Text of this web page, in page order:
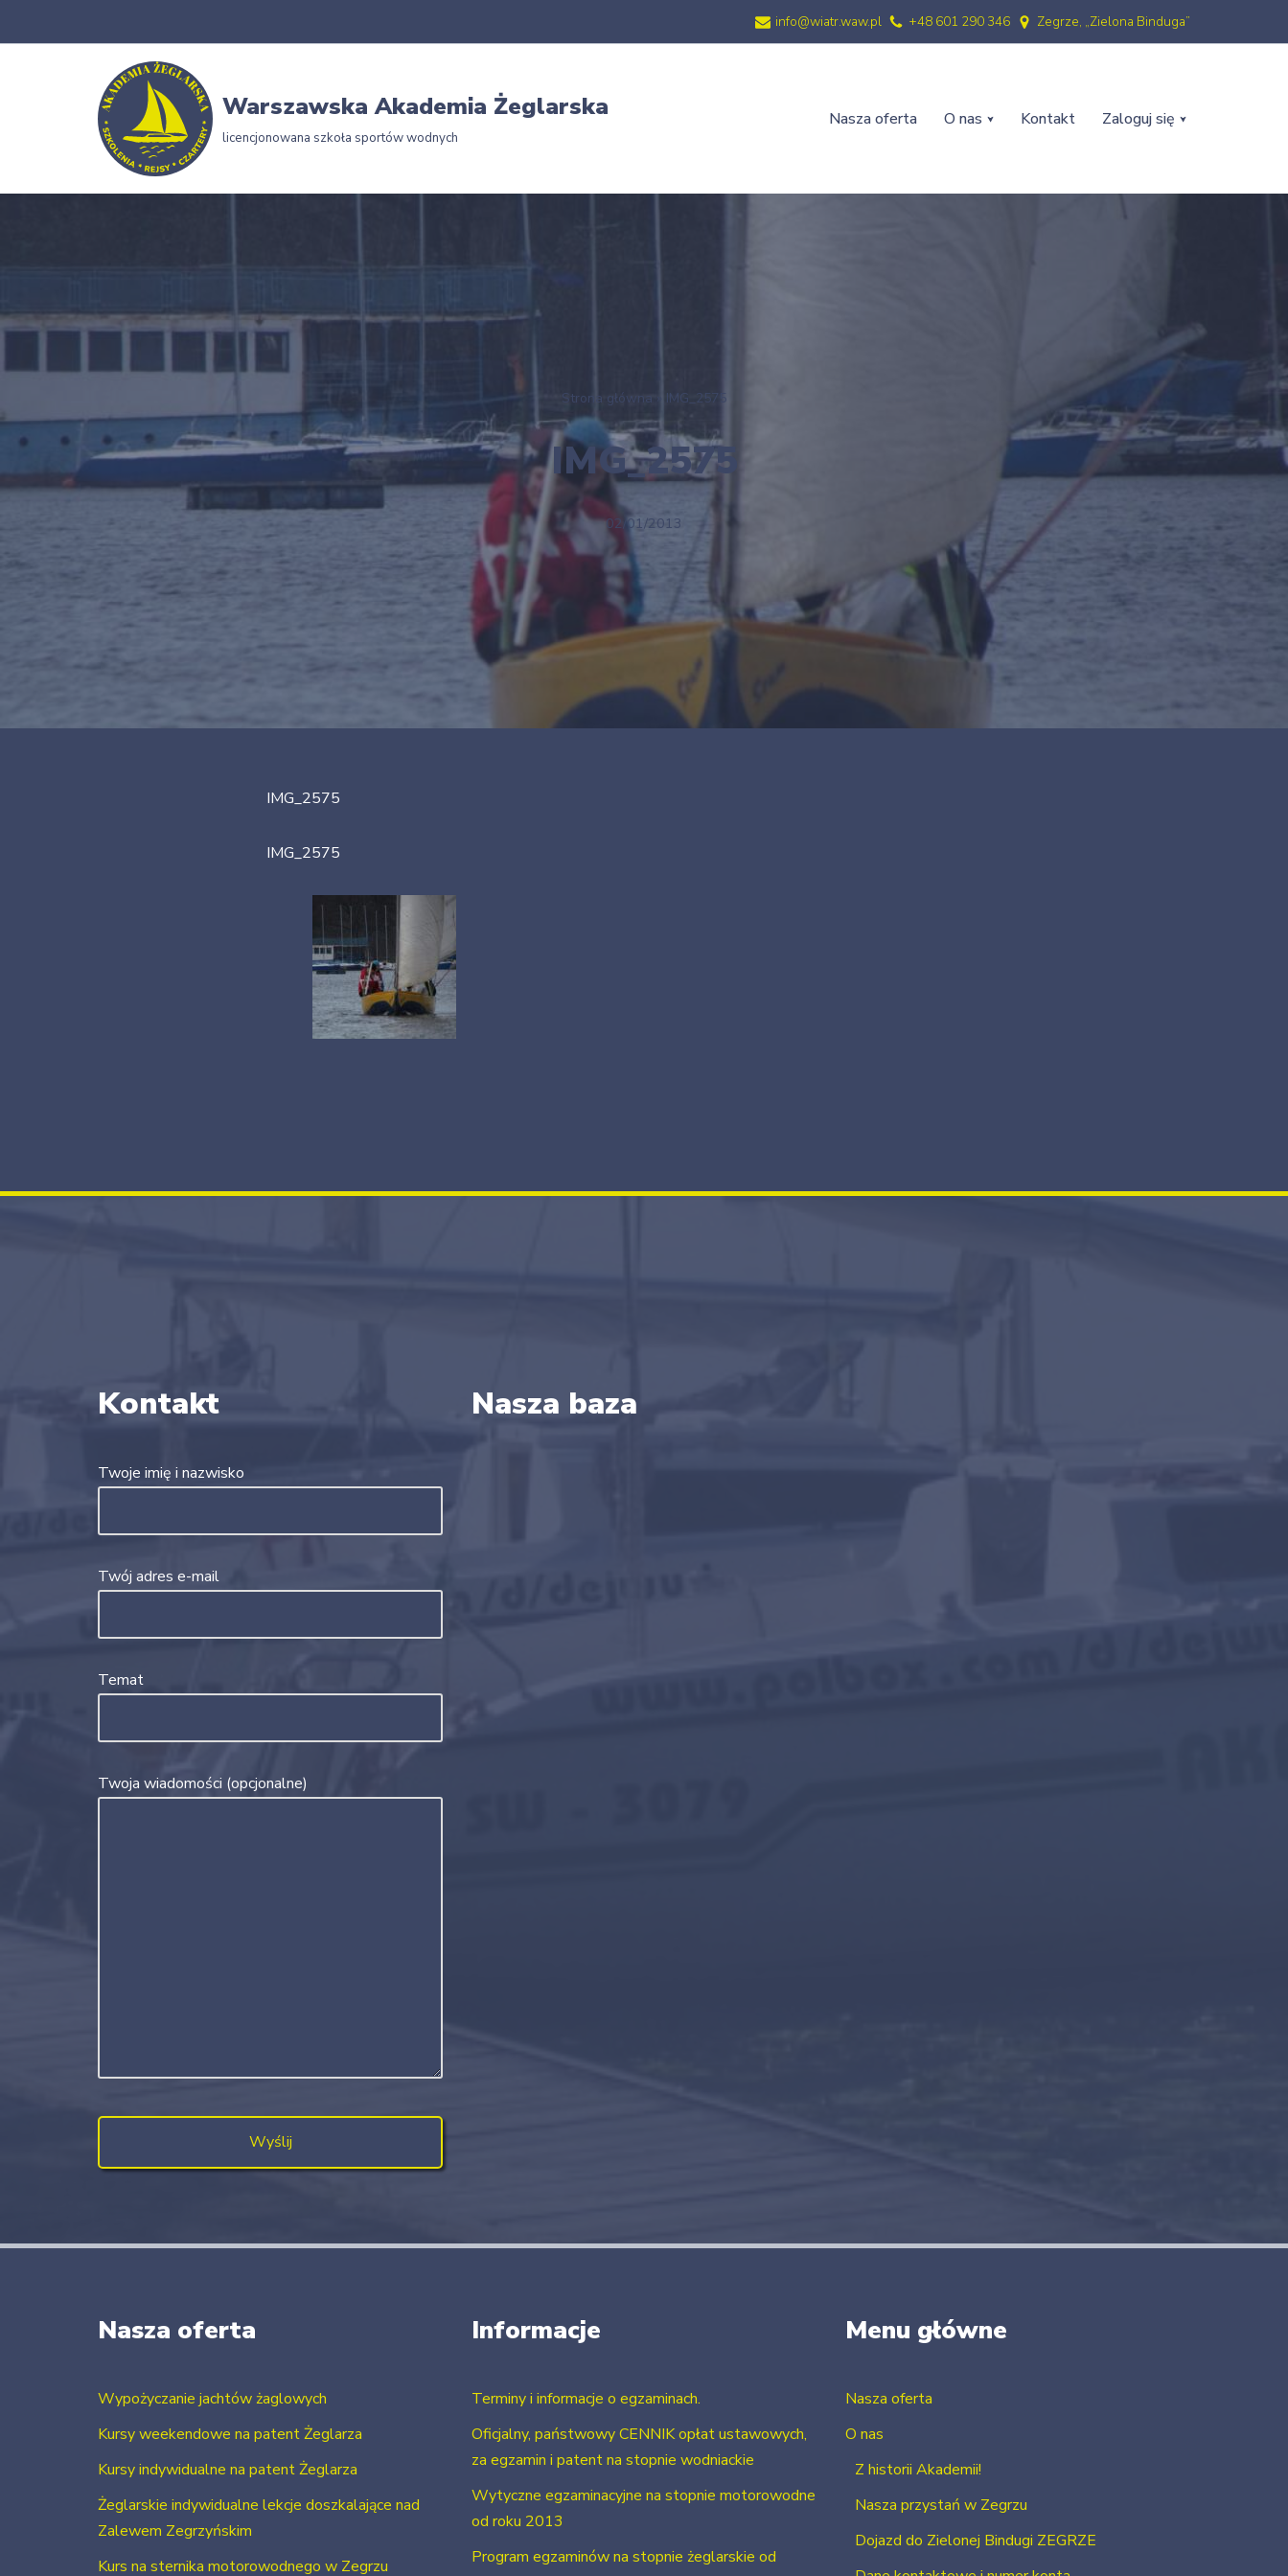
info@wiatr.waw.pl +48 601 290 346 Zegrze, „Zielona Binduga”
Warszawska Akademia Żeglarska
licencjonowana szkoła sportów wodnych
Nasza oferta O nas Kontakt Zaloguj się
Strona główna IMG_2575
IMG_2575
02/01/2013
IMG_2575
IMG_2575
Kontakt
Twoje imię i nazwisko
Twój adres e-mail
Temat
Twoja wiadomości (opcjonalne)
Nasza baza
Nasza oferta
Wypożyczanie jachtów żaglowych
Kursy weekendowe na patent Żeglarza
Kursy indywidualne na patent Żeglarza
Żeglarskie indywidualne lekcje doszkalające nad
Zalewem Zegrzyńskim
Kurs na sternika motorowodnego w Zegrzu
Informacje
Terminy i informacje o egzaminach.
Oficjalny, państwowy CENNIK opłat ustawowych,
za egzamin i patent na stopnie wodniackie
Wytyczne egzaminacyjne na stopnie motorowodne
od roku 2013
Program egzaminów na stopnie żeglarskie od
Menu główne
Nasza oferta
O nas
Z historii Akademii!
Nasza przystań w Zegrzu
Dojazd do Zielonej Bindugi ZEGRZE